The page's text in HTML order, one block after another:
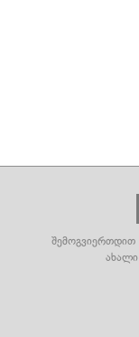
შემოგვიერთდით
ახალი